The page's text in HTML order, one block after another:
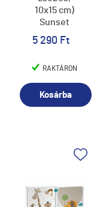
10x15 cm)
Sunset
5 290 Ft
RAKTÁRON
Kosárba